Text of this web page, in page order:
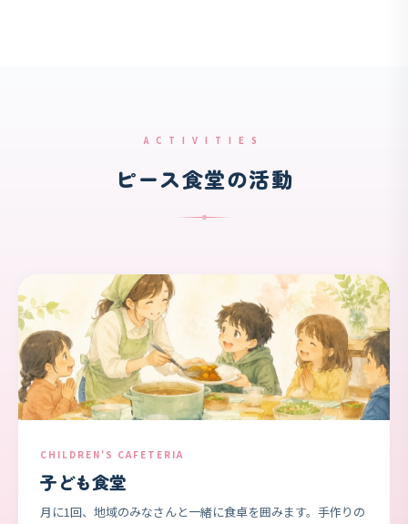
ACTIVITIES
ピース食堂の活動
CHILDREN'S CAFETERIA
子ども食堂
月に1回、地域のみなさんと一緒に食卓を囲みます。手作りの